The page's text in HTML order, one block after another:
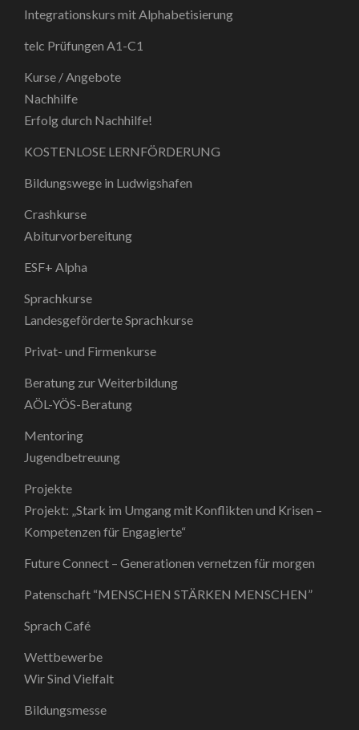
Integrationskurs mit Alphabetisierung
telc Prüfungen A1-C1
Kurse / Angebote
Nachhilfe
Erfolg durch Nachhilfe!
KOSTENLOSE LERNFÖRDERUNG
Bildungswege in Ludwigshafen
Crashkurse
Abiturvorbereitung
ESF+ Alpha
Sprachkurse
Landesgeförderte Sprachkurse
Privat- und Firmenkurse
Beratung zur Weiterbildung
AÖL-YÖS-Beratung
Mentoring
Jugendbetreuung
Projekte
Projekt: „Stark im Umgang mit Konflikten und Krisen –
Kompetenzen für Engagierte“
Future Connect – Generationen vernetzen für morgen
Patenschaft “MENSCHEN STÄRKEN MENSCHEN”
Sprach Café
Wettbewerbe
Wir Sind Vielfalt
Bildungsmesse